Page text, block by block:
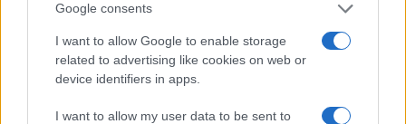
Google consents
I want to allow Google to enable storage
related to advertising like cookies on web or
device identifiers in apps.
I want to allow my user data to be sent to